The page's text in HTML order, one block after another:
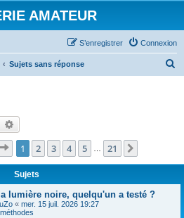
AMATEUR
Connexion
S’enregistrer
Sujets sans réponse
c
Rechercher
Page 1sur21
1 2 3 4 5 21
Sujets
lumière noire, quelqu'un a testé ?
« mer. 15 juil. 2026 19:27